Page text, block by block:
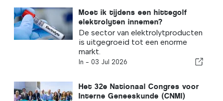
Moet ik tijdens een hittegolf
elektrolyten innemen?
De sector van elektrolytproducten
is uitgegroeid tot een enorme
markt.
In - 03 Jul 2026
Het 32e Nationaal Congres voor
Interne Geneeskunde (CNMI)